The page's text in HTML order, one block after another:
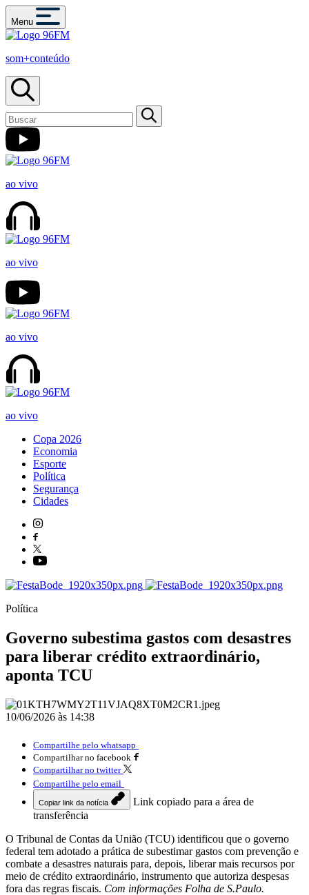
Menu
som+conteúdo
ao vivo
ao vivo
ao vivo
ao vivo
Copa 2026
Economia
Esporte
Política
Segurança
Cidades
Política
Governo subestima gastos com desastres
para liberar crédito extraordinário,
aponta TCU
10/06/2026 às 14:38
Compartilhe pelo whatsapp
Compartilhar no facebook
Compartilhar no twitter
Compartilhe pelo email
Copiar link da notícia
Link copiado para a área de
transferência
O Tribunal de Contas da União (TCU) identificou que o governo
federal tem adotado a prática de subestimar gastos com prevenção e
combate a desastres naturais para, depois, liberar mais recursos por
meio de crédito extraordinário, instrumento que autoriza despesas
fora das regras fiscais. Com informações Folha de S.Paulo.